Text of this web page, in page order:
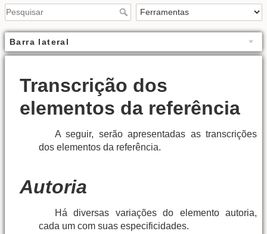
Barra lateral
Transcrição dos
elementos da referência
A seguir, serão apresentadas as transcrições
dos elementos da referência.
Autoria
Há diversas variações do elemento autoria,
cada um com suas especificidades.